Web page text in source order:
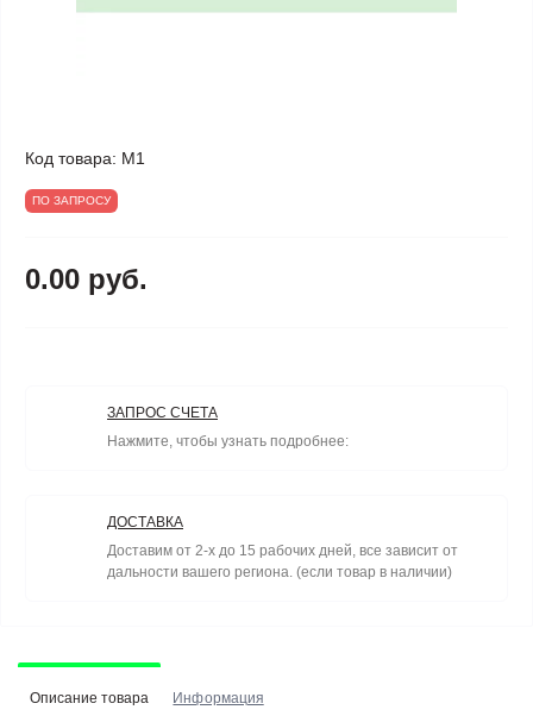
Код товара: М1
ПО ЗАПРОСУ
0.00 руб.
ЗАПРОС СЧЕТА
Нажмите, чтобы узнать подробнее:
ДОСТАВКА
Доставим от 2-х до 15 рабочих дней, все зависит от
дальности вашего региона. (если товар в наличии)
Описание товара Информация